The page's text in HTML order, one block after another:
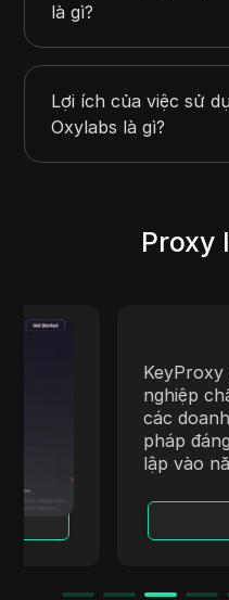
là gì?
Lợi ích của việc sử
Oxylabs là gì?
Proxy
KeyProxy cung cấp
nghiệp chất lượng
các doanh nghiệp
pháp đáng tin cậy
lập vào năm 2017,
proxy di động chất
trung vào ổn định,
KeyProxy, chúng